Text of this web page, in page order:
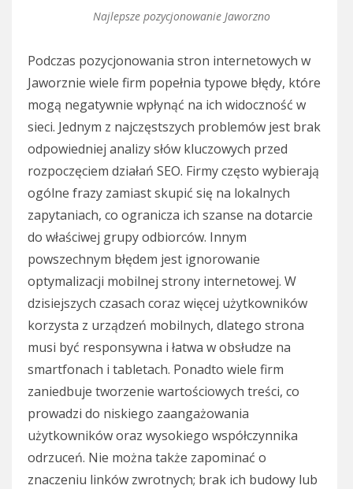
Najlepsze pozycjonowanie Jaworzno
Podczas pozycjonowania stron internetowych w
Jaworznie wiele firm popełnia typowe błędy, które
mogą negatywnie wpłynąć na ich widoczność w
sieci. Jednym z najczęstszych problemów jest brak
odpowiedniej analizy słów kluczowych przed
rozpoczęciem działań SEO. Firmy często wybierają
ogólne frazy zamiast skupić się na lokalnych
zapytaniach, co ogranicza ich szanse na dotarcie
do właściwej grupy odbiorców. Innym
powszechnym błędem jest ignorowanie
optymalizacji mobilnej strony internetowej. W
dzisiejszych czasach coraz więcej użytkowników
korzysta z urządzeń mobilnych, dlatego strona
musi być responsywna i łatwa w obsłudze na
smartfonach i tabletach. Ponadto wiele firm
zaniedbuje tworzenie wartościowych treści, co
prowadzi do niskiego zaangażowania
użytkowników oraz wysokiego współczynnika
odrzuceń. Nie można także zapominać o
znaczeniu linków zwrotnych; brak ich budowy lub